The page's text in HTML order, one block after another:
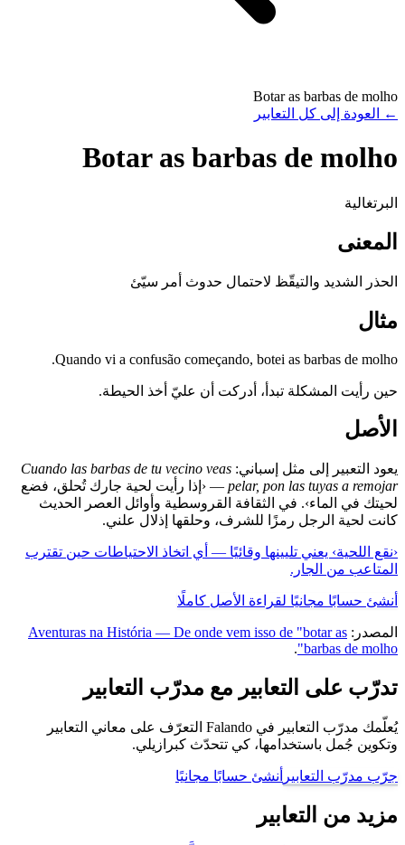
Botar as barbas de molho
←
العودة إلى كل التعابير
Botar as barbas de molho
البرتغالية
المعنى
الحذر الشديد والتيقّظ لاحتمال حدوث أمر سيّئ
مثال
Quando vi a confusão começando, botei as barbas de molho.
حين رأيت المشكلة تبدأ، أدركت أن عليّ أخذ الحيطة.
الأصل
يعود التعبير إلى مثل إسباني: Cuando las barbas de tu vecino veas
pelar, pon las tuyas a remojar — ‹إذا رأيت لحية جارك تُحلق، فضع
لحيتك في الماء›. في الثقافة القروسطية وأوائل العصر الحديث
كانت لحية الرجل رمزًا للشرف، وحلقها إذلال علني.
‹نقع اللحية› يعني تليينها وقائيًا — أي اتخاذ الاحتياطات حين تقترب
المتاعب من الجار.
أنشئ حسابًا مجانيًا لقراءة الأصل كاملًا
المصدر: Aventuras na História — De onde vem isso de "botar as
barbas de molho"
.
تدرّب على التعابير مع مدرّب التعابير
يُعلّمك مدرّب التعابير في Falando التعرّف على معاني التعابير
وتكوين جُمل باستخدامها، كي تتحدّث كبرازيلي.
جرّب مدرّب التعابير أنشئ حسابًا مجانيًا
مزيد من التعابير